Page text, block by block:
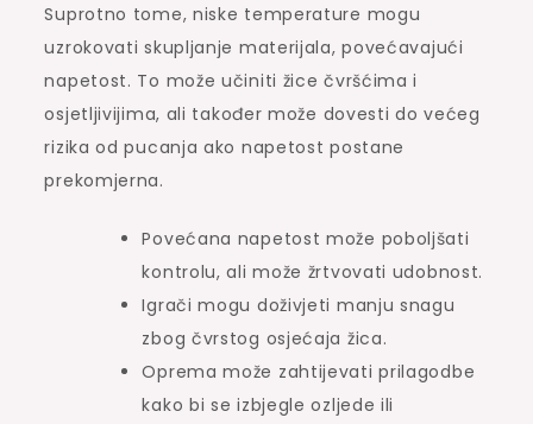
Suprotno tome, niske temperature mogu
uzrokovati skupljanje materijala, povećavajući
napetost. To može učiniti žice čvršćima i
osjetljivijima, ali također može dovesti do većeg
rizika od pucanja ako napetost postane
prekomjerna.
Povećana napetost može poboljšati
kontrolu, ali može žrtvovati udobnost.
Igrači mogu doživjeti manju snagu
zbog čvrstog osjećaja žica.
Oprema može zahtijevati prilagodbe
kako bi se izbjegle ozljede ili